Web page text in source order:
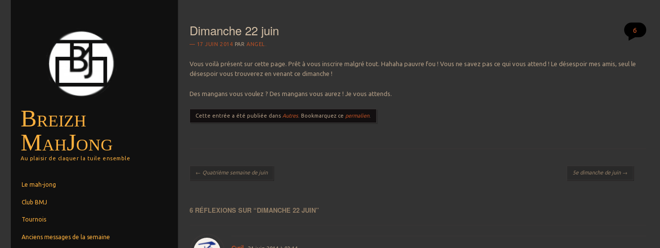
Breizh
MahJong
Au plaisir de claquer la tuile ensemble
Aller au contenu principal
Le mah-jong
Club BMJ
Tournois
Anciens messages de la semaine
Dimanche 22 juin
17 JUIN 2014 PARANGEL.
6
Vous voilà présent sur cette page. Prêt à vous inscrire malgré tout. Hahaha pauvre fou ! Vous ne savez pas ce qui vous attend ! Le désespoir mes amis, seul le
désespoir vous trouverez en venant ce dimanche !
Des mangans vous voulez ? Des mangans vous aurez ! Je vous attends.
Cette entrée a été publiée dans Autres. Bookmarquez ce permalien.
Navigation des articles
← Quatrième semaine de juin 5e dimanche de juin →
6 RÉFLEXIONS SUR “DIMANCHE 22 JUIN”